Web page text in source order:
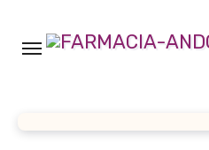
contenido